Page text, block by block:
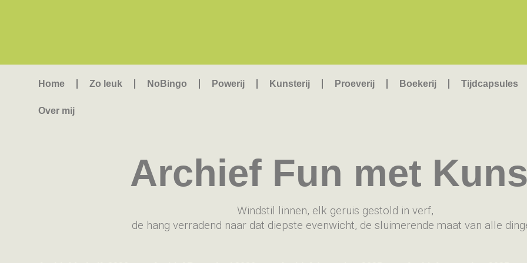
Home Zo leuk NoBingo Powerij Kunsterij Proeverij Boekerij Tijdcapsules
Over mij
Archief Fun met
Windstil linnen, elk geruis gestold in verf,
de hang verradend naar dat diepste evenwicht, de sluimerende maat van alle